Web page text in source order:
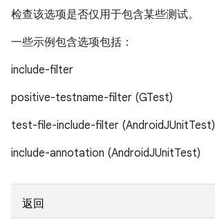
检查该选项是否仅用于包含某些测试。
一些示例包含选项包括：
include-filter
positive-testname-filter (GTest)
test-file-include-filter (AndroidJUnitTest)
include-annotation (AndroidJUnitTest)
返回